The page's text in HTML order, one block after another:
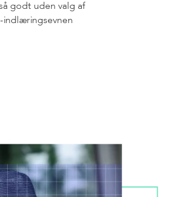
godt uden valg af
indlæringsevnen